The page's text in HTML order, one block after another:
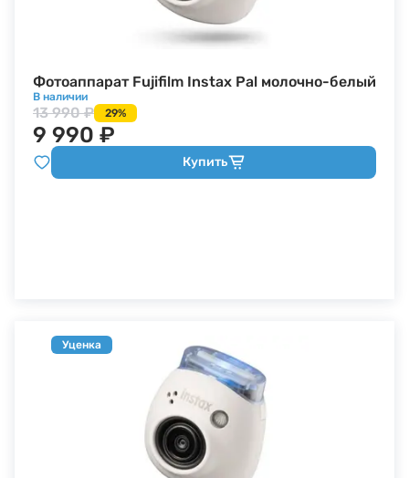
Фотоаппарат Fujifilm Instax Pal молочно-белый
В наличии
13 990 ₽ 29%
9 990 ₽
Купить
Уценка